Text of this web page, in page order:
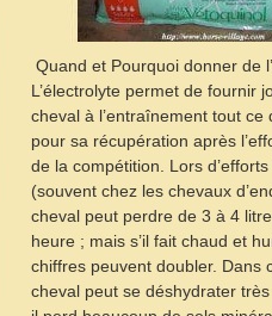
Quand et Pourquoi donner de
L’électrolyte permet de fournir
cheval à l’entraînement tout ce
pour sa récupération après
de la compétition. Lors
(souvent chez les chevaux
cheval peut perdre de 3 à 4
heure ; mais s’il fait chaud et
chiffres peuvent doubler. Dans
cheval peut se déshydrater